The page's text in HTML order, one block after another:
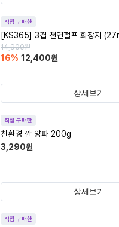
직접 구매한
[KS365] 3겹 천연펄프 화장지
14,900원
16% 12,400원
상세보기
직접 구매한
친환경 깐 양파 200g
3,290원
상세보기
직접 구매한